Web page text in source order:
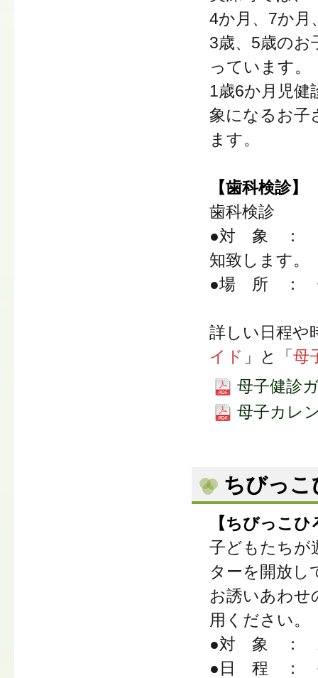
4か月、7か月
3歳、5歳のお
っています。
1歳6か月児健
象になるお子
ます。
【歯科検診】
歯科検診
●対 象 ： 2
知致します。
●場 所 ：
詳しい日程や
イド 」と「母
母子健診
母子カレ
ちびっ
【ちびっこひ
子どもたちが
ターを開放し
お誘いあわせ
用ください。
●対 象 ： 就
●日 程 ： 毎